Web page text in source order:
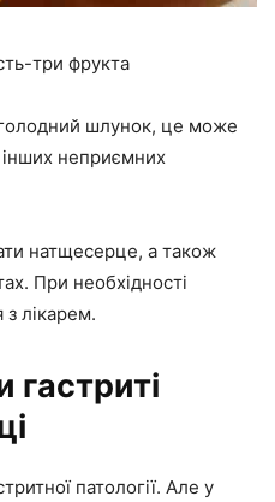
три фрукта
голодний шлунок, це може
інших неприємних
натщесерце, а також
При необхідності
лікарем.
патології. Але у